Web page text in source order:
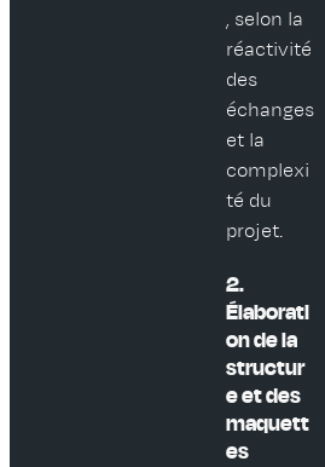
, selon la
réactivité
des
échanges
et la
complexi
té du
projet.
2.
Élaborati
on de la
structur
e et des
maquett
es